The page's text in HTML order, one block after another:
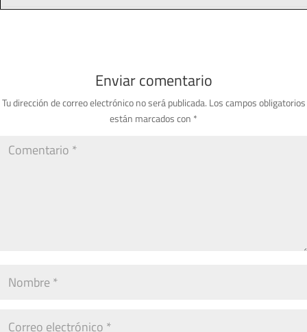
Enviar comentario
Tu dirección de correo electrónico no será publicada. Los campos obligatorios
están marcados con *